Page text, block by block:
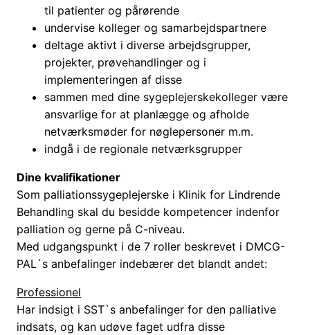
til patienter og pårørende
undervise kolleger og samarbejdspartnere
deltage aktivt i diverse arbejdsgrupper,
projekter, prøvehandlinger og i
implementeringen af disse
sammen med dine sygeplejerskekolleger være
ansvarlige for at planlægge og afholde
netværksmøder for nøglepersoner m.m.
indgå i de regionale netværksgrupper
Dine kvalifikationer
Som palliationssygeplejerske i Klinik for Lindrende
Behandling skal du besidde kompetencer indenfor
palliation og gerne på C-niveau.
Med udgangspunkt i de 7 roller beskrevet i DMCG-
PAL`s anbefalinger indebærer det blandt andet:
Professionel
Har indsigt i SST`s anbefalinger for den palliative
indsats, og kan udøve faget udfra disse